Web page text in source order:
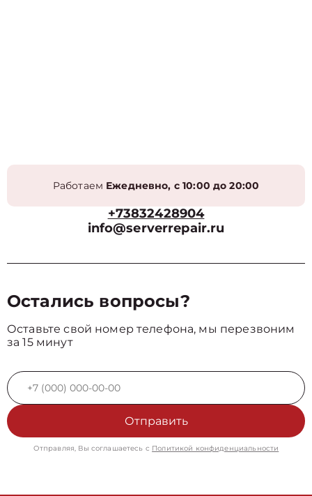
Работаем Ежедневно, с 10:00 до 20:00
+73832428904
info@serverrepair.ru
Остались вопросы?
Оставьте свой номер телефона, мы перезвоним
за 15 минут
Отправить
Отправляя, Вы соглашаетесь с Политикой конфиденциальности